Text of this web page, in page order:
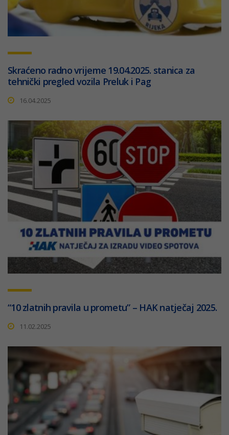
Skraćeno radno vrijeme 19.04.2025. stanica za
tehnički pregled vozila Preluk i Pag
16.04.2025
“10 zlatnih pravila u prometu” – HAK natječaj 2025.
11.02.2025